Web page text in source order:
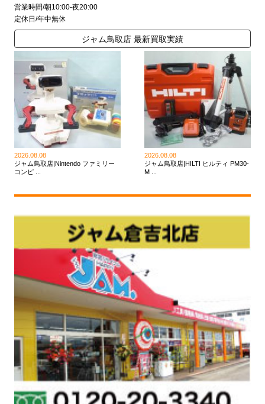
営業時間/朝10:00-夜20:00
定休日/年中無休
ジャム鳥取店 最新買取実績
2026.08.08
ジャム鳥取店|Nintendo ファミリー
コンピ ...
2026.08.08
ジャム鳥取店|HILTI ヒルティ PM30-
M ...